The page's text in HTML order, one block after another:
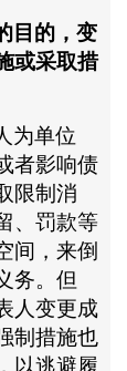
目的，变
或采取措
为单位
者影响债
限制消
、罚款等
间，来倒
务。但
人变更成
制措施也
以逃避履